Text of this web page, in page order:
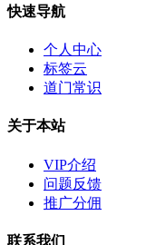
快速导航
个人中心
标签云
道门常识
关于本站
VIP介绍
问题反馈
推广分佣
联系我们